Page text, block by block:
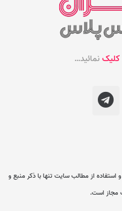
کلیکنمائید…
از مطالب سایت تنها با ذکر منبع و
مجاز است.